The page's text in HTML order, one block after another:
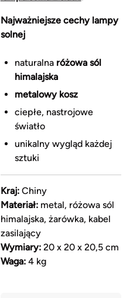
Najważniejsze cechy lampy
solnej
naturalna różowa sól
himalajska
metalowy kosz
ciepłe, nastrojowe
światło
unikalny wygląd każdej
sztuki
Kraj:Chiny
Materiał:metal, różowa sól
himalajska, żarówka, kabel
zasilający
Wymiary:20 x 20 x 20,5 cm
Waga:4 kg